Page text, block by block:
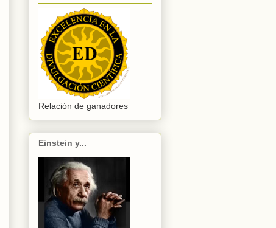
Relación de ganadores
Einstein y...